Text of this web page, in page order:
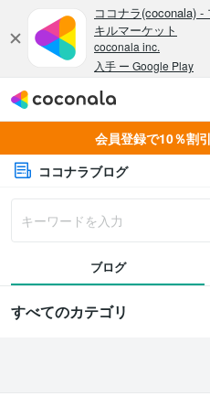
会員登録で10％割
ココナラブログ
ブログ
すべてのカテゴリ